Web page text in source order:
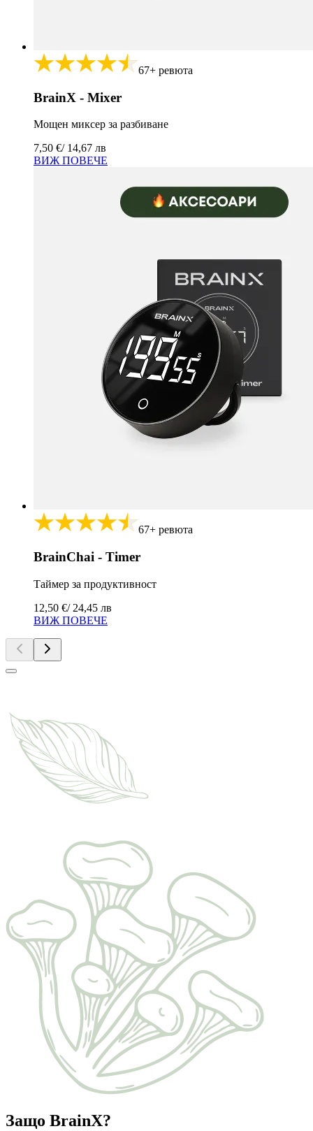
67+ ревюта
BrainX - Mixer
Мощен миксер за разбиване
7,50 €/ 14,67 лв
ВИЖ ПОВЕЧЕ
67+ ревюта
BrainChai - Timer
Таймер за продуктивност
12,50 €/ 24,45 лв
ВИЖ ПОВЕЧЕ
Защо BrainX?